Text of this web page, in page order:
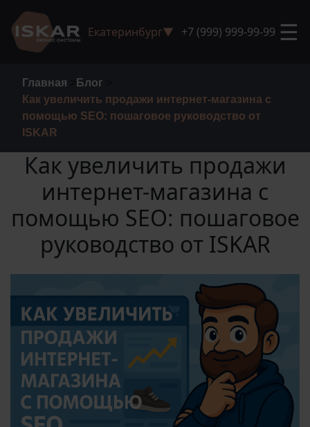
Екатеринбург▼ +7 (999) 999-99-99 ☰
Главная Блог
Как увеличить продажи интернет-магазина с
помощью SEO: пошаговое руководство от
ISKAR
Как увеличить продажи
интернет-магазина с
помощью SEO: пошаговое
руководство от ISKAR